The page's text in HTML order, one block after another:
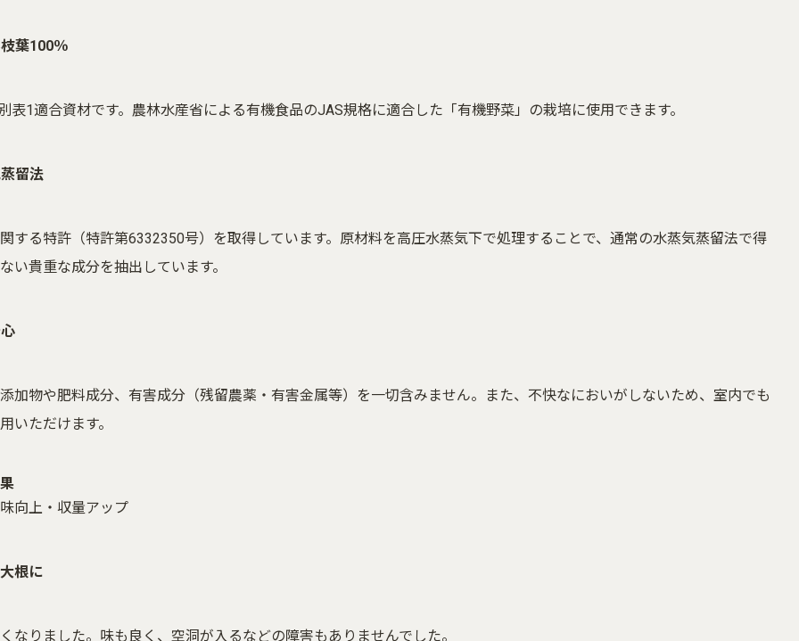
葉100％
表1適合資材です。農林水産省による有機食品のJAS規格に適合した「有機野菜」の栽培に使用できます。
留法
する特許（特許第6332350号）を取得しています。原材料を高圧水蒸気下で処理することで、通常の水蒸気蒸留法で得
い貴重な成分を抽出しています。
加物や肥料成分、有害成分（残留農薬・有害金属等）を一切含みません。また、不快なにおいがしないため、室内でも
いただけます。
向上・収量アップ
根に
なりました。味も良く、空洞が入るなどの障害もありませんでした。